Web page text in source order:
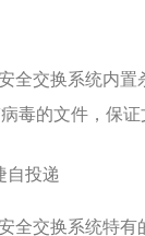
全交换系统内
毒的文件，保证
自投递
全交换系统特